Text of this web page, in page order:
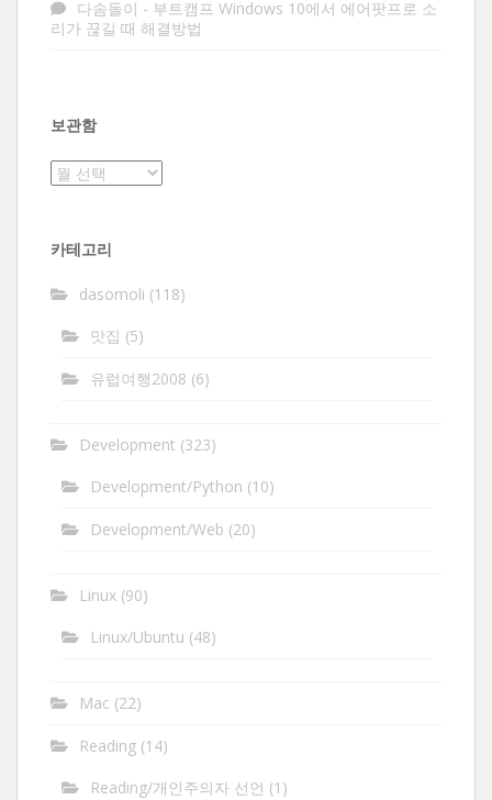
다솜돌이 - 부트캠프 Windows 10에서 에어팟프로 소
리가 끊길 때 해결방법
보관함
보
카테고리
dasomoli (118)
맛집 (5)
유럽여행2008 (6)
Development (323)
Development/Python (10)
Development/Web (20)
Linux (90)
Linux/Ubuntu (48)
Mac (22)
Reading (14)
Reading/개인주의자 선언 (1)